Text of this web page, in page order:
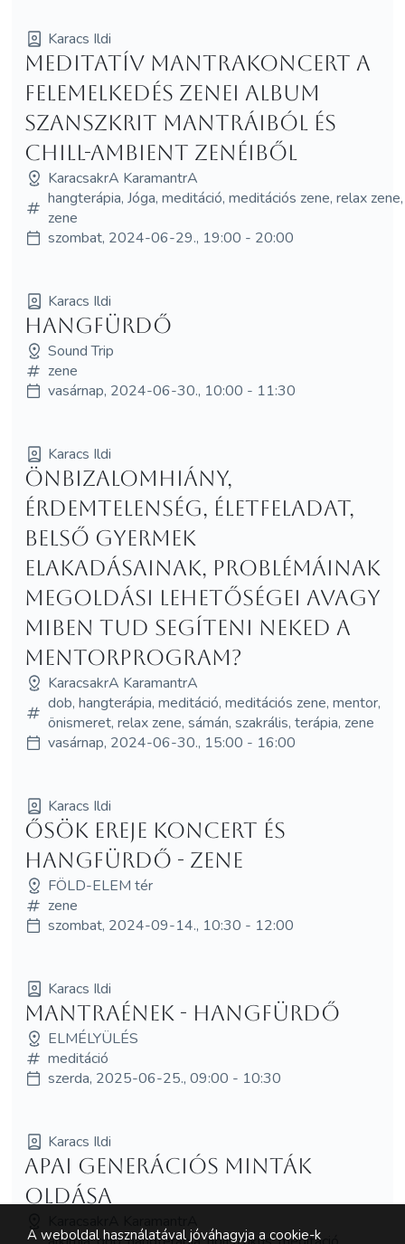
Karacs Ildi
Meditatív mantrakoncert a
Felemelkedés zenei album
szanszkrit mantráiból és
chill-ambient zenéiből
KaracsakrA KaramantrA
hangterápia, Jóga, meditáció, meditációs zene, relax zene,
zene
szombat, 2024-06-29., 19:00 - 20:00
Karacs Ildi
Hangfürdő
Sound Trip
zene
vasárnap, 2024-06-30., 10:00 - 11:30
Karacs Ildi
Önbizalomhiány,
érdemtelenség, életfeladat,
belső gyermek
elakadásainak, problémáinak
megoldási lehetőségei avagy
miben tud segíteni Neked a
mentorprogram?
KaracsakrA KaramantrA
dob, hangterápia, meditáció, meditációs zene, mentor,
önismeret, relax zene, sámán, szakrális, terápia, zene
vasárnap, 2024-06-30., 15:00 - 16:00
Karacs Ildi
Ősök ereje koncert és
hangfürdő - ZENE
FÖLD-ELEM tér
zene
szombat, 2024-09-14., 10:30 - 12:00
Karacs Ildi
Mantraének - hangfürdő
ELMÉLYÜLÉS
meditáció
szerda, 2025-06-25., 09:00 - 10:30
Karacs Ildi
Apai generációs minták
oldása
A weboldal használatával jóváhagyja a cookie-k